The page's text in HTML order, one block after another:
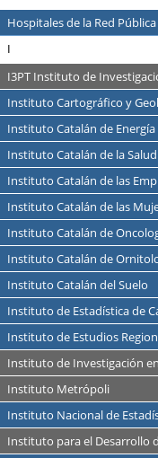
Hospitales de la Red
I
I3PT Instituto de
Instituto Cartográfico y
Instituto Catalán de Energía
Instituto Catalán de la Salud
Instituto Catalán de las
Instituto Catalán de las
Instituto Catalán de
Instituto Catalán de
Instituto Catalán del Suelo
Instituto de Estadística de
Instituto de Estudios
Instituto de Investigación
Instituto Metrópoli
Instituto Nacional de
Instituto para el Desarrollo